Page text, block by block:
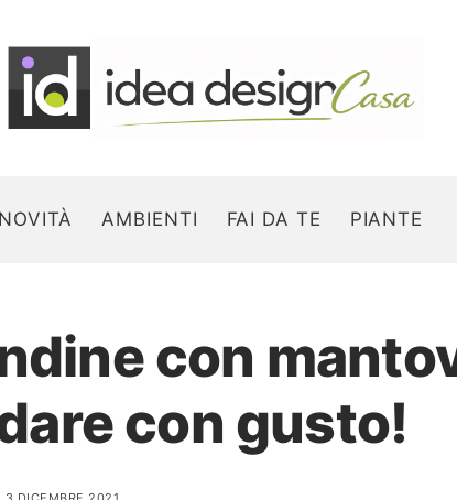
NOVITÀ AMBIENTI FAI DA TE PIANTE
Search for:
con
con gusto!